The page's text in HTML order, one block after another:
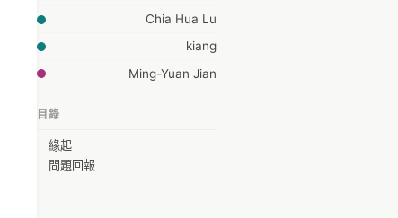
Chia Hua Lu
kiang
Ming-Yuan Jian
目錄
緣起
問題回報